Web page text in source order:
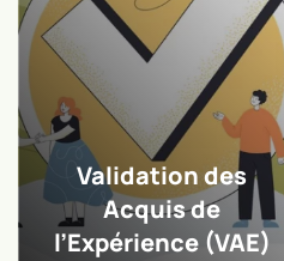
Validation des
Acquis de
l’Expérience (VAE)